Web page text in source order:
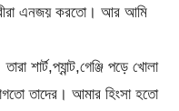
এনজয় করতো। আর আমি
শার্ট,প্যান্ট,গেঞ্জি পড়ে খোলা
তাদের। আমার হিংসা হতো